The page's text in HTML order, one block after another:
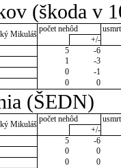
(škoda v
Mikuláš
počet nehôd
+/-
5
-6
1
-3
0
-1
0 0
(ŠEDN)
Mikuláš
počet nehôd
+/-
5
-6
0
0
0
0